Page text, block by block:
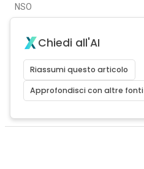
NSO
Chiedi all'AI
Riassumi questo articolo
Approfondisci con altre fonti